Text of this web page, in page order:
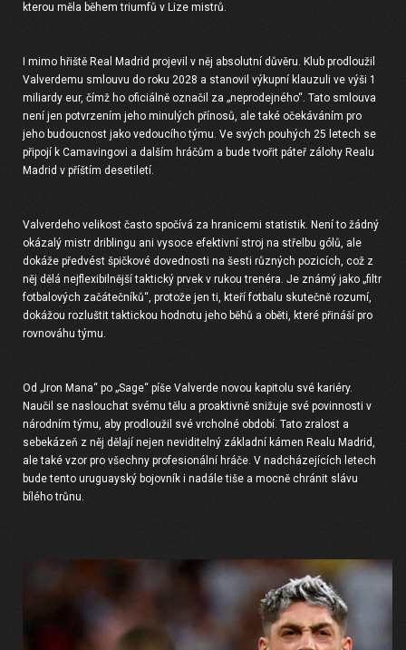
kterou měla během triumfů v Lize mistrů.
I mimo hřiště Real Madrid projevil v něj absolutní důvěru. Klub prodloužil
Valverdemu smlouvu do roku 2028 a stanovil výkupní klauzuli ve výši 1
miliardy eur, čímž ho oficiálně označil za „neprodejného“. Tato smlouva
není jen potvrzením jeho minulých přínosů, ale také očekáváním pro
jeho budoucnost jako vedoucího týmu. Ve svých pouhých 25 letech se
připojí k Camavingovi a dalším hráčům a bude tvořit páteř zálohy Realu
Madrid v příštím desetiletí.
Valverdeho velikost často spočívá za hranicemi statistik. Není to žádný
okázalý mistr driblingu ani vysoce efektivní stroj na střelbu gólů, ale
dokáže předvést špičkové dovednosti na šesti různých pozicích, což z
něj dělá nejflexibilnější taktický prvek v rukou trenéra. Je známý jako „filtr
fotbalových začátečníků“, protože jen ti, kteří fotbalu skutečně rozumí,
dokážou rozluštit taktickou hodnotu jeho běhů a oběti, které přináší pro
rovnováhu týmu.
Od „Iron Mana“ po „Sage“ píše Valverde novou kapitolu své kariéry.
Naučil se naslouchat svému tělu a proaktivně snižuje své povinnosti v
národním týmu, aby prodloužil své vrcholné období. Tato zralost a
sebekázeň z něj dělají nejen neviditelný základní kámen Realu Madrid,
ale také vzor pro všechny profesionální hráče. V nadcházejících letech
bude tento uruguayský bojovník i nadále tiše a mocně chránit slávu
bílého trůnu.